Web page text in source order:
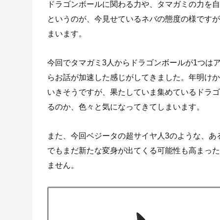
ドラゴンボールに関わる力や、タマガミの力を
というのが、今見せているネバの態度の様です
まいます。
今回でタマガミ3人からドラゴンボールが1つは
らお話が加速した感じがしてきました。年明け
いきそうですが、果たしていま集めているドラ
るのか、色々と気になってきてしまいます。
また、今回ベジータの超サイヤ人3のような、
でもまだ新たな変身が出てくる可能性も高まっ
ません。